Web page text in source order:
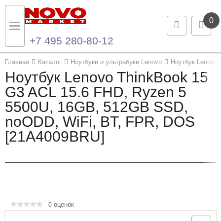
0
+7 495 280-80-12
Главная Каталог Ноутбуки и ультрабуки Lenovo Ноутбук
Ноутбук Lenovo ThinkBook 15
G3 ACL 15.6 FHD, Ryzen 5
5500U, 16GB, 512GB SSD,
noODD, WiFi, BT, FPR, DOS
[21A4009BRU]
0 оценок
Назад
Каталог продукции
Ноутбуки и ультрабуки
Компьютеры
Назад
Контакты
Контактная информация